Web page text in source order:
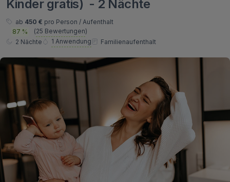
Kurhotels
Golfhotels
Orea Hotels
Geschenkgutscheine
Bonusse
Sonderangebot
Kontakt
Kontakt
Über uns
Privat Transfer
FAQ
Kinder gratis) - 2 Nächte
ab 450 € pro Person / Aufenthalt
87 %
(25 Bewertungen)
2 Nächte
1 Anwendung Familienaufenthalt